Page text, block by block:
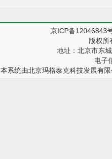
京ICP备12046843
版权所
地址：北京市东
电子
本系统由北京玛格泰克科技发展有